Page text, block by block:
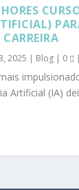
2025 | Blog | 0 |
Artificial (IA)